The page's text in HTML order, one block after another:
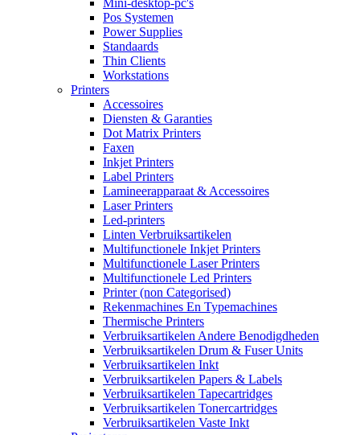
Pos Systemen
Power Supplies
Standaards
Thin Clients
Workstations
Printers
Accessoires
Diensten & Garanties
Dot Matrix Printers
Faxen
Inkjet Printers
Label Printers
Lamineerapparaat & Accessoires
Laser Printers
Led-printers
Linten Verbruiksartikelen
Multifunctionele Inkjet Printers
Multifunctionele Laser Printers
Multifunctionele Led Printers
Printer (non Categorised)
Rekenmachines En Typemachines
Thermische Printers
Verbruiksartikelen Andere Benodigdheden
Verbruiksartikelen Drum & Fuser Units
Verbruiksartikelen Inkt
Verbruiksartikelen Papers & Labels
Verbruiksartikelen Tapecartridges
Verbruiksartikelen Tonercartridges
Verbruiksartikelen Vaste Inkt